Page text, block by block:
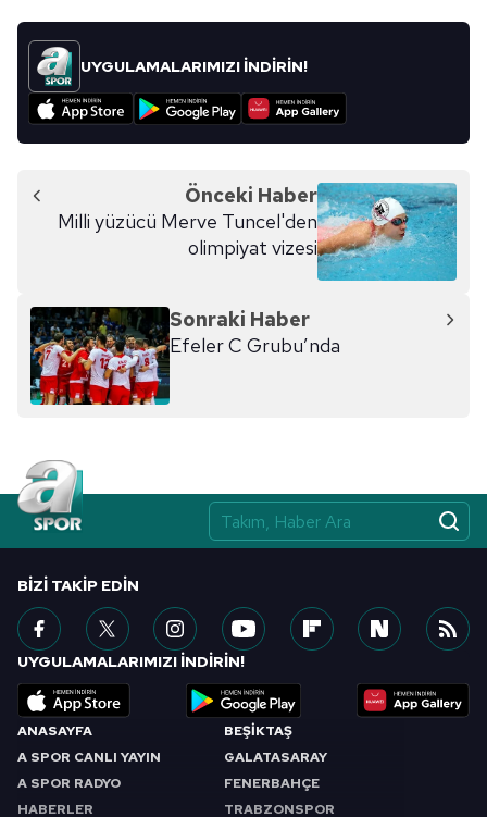
UYGULAMALARIMIZI İNDİRİN!
Önceki Haber
Milli yüzücü Merve Tuncel'den
olimpiyat vizesi
Sonraki Haber
Efeler C Grubu’nda
ANASAYFA
A SPOR CANLI YAYIN
A SPOR RADYO
HABERLER
BEŞİKTAŞ
GALATASARAY
FENERBAHÇE
TRABZONSPOR
BIZI TAKIP EDIN
UYGULAMALARIMIZI İNDİRİN!